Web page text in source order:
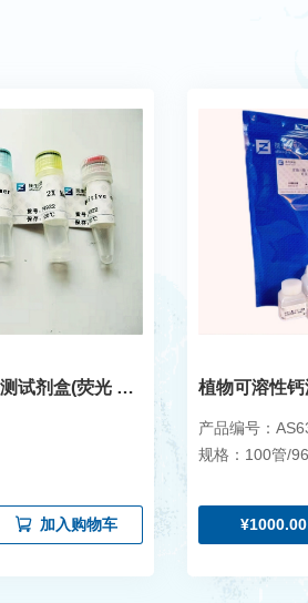
莫氏立克次体核酸检测试剂盒(荧光 PCR 法)
加入购物车
植物可溶性钙
产品编号：
规格：100管/
¥1000.00